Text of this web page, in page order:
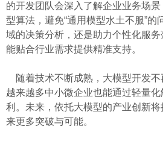
的开发团队会深入了解企业业务场
型算法，避免“通用模型水土不服”的
域的决策分析，还是助力个性化服
能贴合行业需求提供精准支持。
随着技术不断成熟，大模型开发不
越来越多中小微企业也能通过轻量
利。未来，依托大模型的产业创新
来更多突破与可能。